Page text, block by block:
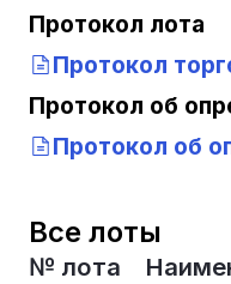
Протокол лота
Протокол
Протокол об
Протокол об
Все лоты
№ лота